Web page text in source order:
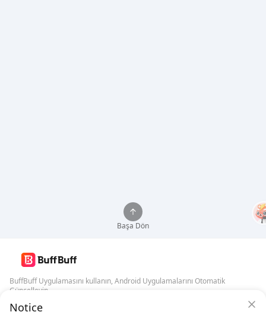
Notice
Başa Dön
BuffBuff Uygulamasını kullanın, Android Uygulamalarını Otomatik
Güncelleyin